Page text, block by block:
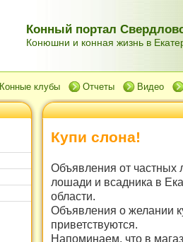
Конный портал
Конюшни и конная жизнь в
Конные клубы Отчеты Видео
Купи слона!
Объявления от частных
лошади и всадника в
области.
Объявления о желании
приветствуются.
Напоминаем, что в